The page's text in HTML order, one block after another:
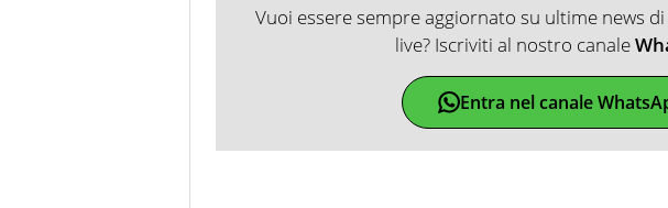
Vuoi essere sempre aggiornato su ultime news
live? Iscriviti al nostro canale
Entra nel canale